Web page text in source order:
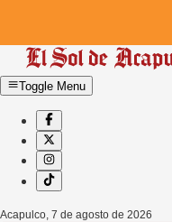
Toggle Menu
Acapulco 7 de agosto de 2026